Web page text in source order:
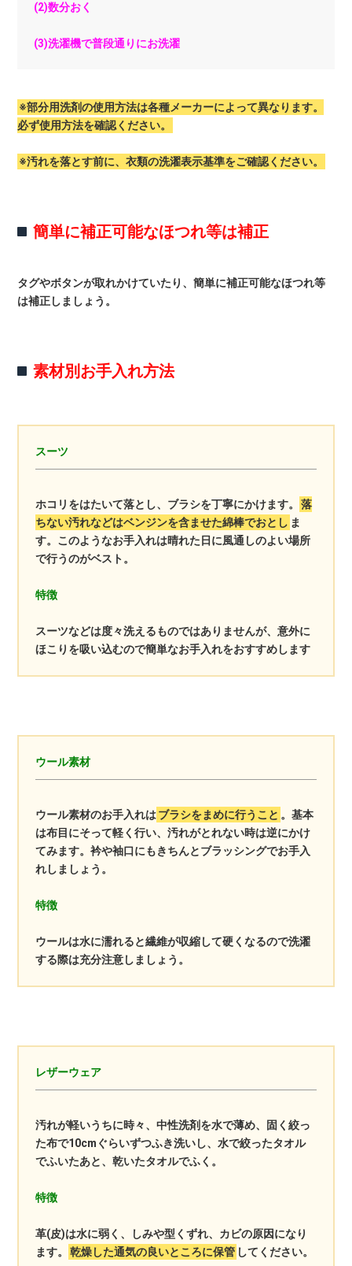
(2)数分おく
(3)洗濯機で普段通りにお洗濯
※部分用洗剤の使用方法は各種メーカーによって異なります。
必ず使用方法を確認ください。
※汚れを落とす前に、衣類の洗濯表示基準をご確認ください。
簡単に補正可能なほつれ等は補正
タグやボタンが取れかけていたり、簡単に補正可能なほつれ等
は補正しましょう。
素材別お手入れ方法
スーツ
ホコリをはたいて落とし、ブラシを丁寧にかけます。
落
ちない汚れなどはベンジンを含ませた綿棒でおとし ま
す。このようなお手入れは晴れた日に風通しのよい場所
で行うのがベスト。
特徴
スーツなどは度々洗えるものではありませんが、意外に
ほこりを吸い込むので簡単なお手入れをおすすめします
ウール素材
ウール素材のお手入れはブラシをまめに行うこと 。基本
は布目にそって軽く行い、汚れがとれない時は逆にかけ
てみます。衿や袖口にもきちんとブラッシングでお手入
れしましょう。
特徴
ウールは水に濡れると繊維が収縮して硬くなるので洗濯
する際は充分注意しましょう。
レザーウェア
汚れが軽いうちに時々、中性洗剤を水で薄め、固く絞っ
た布で10cmぐらいずつふき洗いし、水で絞ったタオル
でふいたあと、乾いたタオルでふく。
特徴
革(皮)は水に弱く、しみや型くずれ、カビの原因になり
ます。
乾燥した通気の良いところに保管 してください。